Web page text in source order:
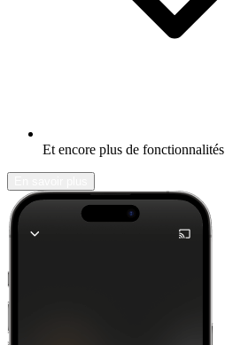
Et encore plus de fonctionnalités